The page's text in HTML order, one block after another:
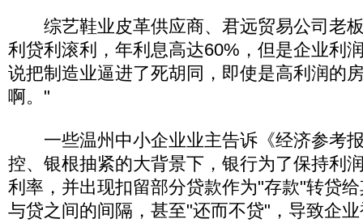
综艺鞋业皮革供应商、君远贸易公司老
利贷利滚利，年利息高达60%，但是企业利
说把制造业逼进了死胡同，即使是高利润的
啊。"
一些温州中小企业业主告诉《经济参考
控、银根抽紧的大背景下，银行为了保持利
利率，并出现扣留部分贷款作为"存款"转贷
与贷之间的间隔，甚至"还而不贷"，导致企